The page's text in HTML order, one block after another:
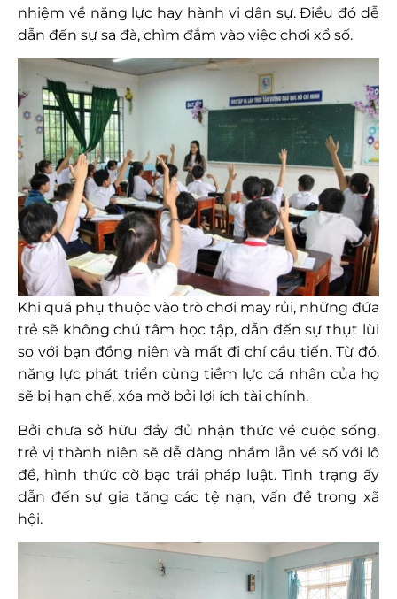
nhiệm về năng lực hay hành vi dân sự. Điều đó dễ
dẫn đến sự sa đà, chìm đắm vào việc chơi xổ số.
Khi quá phụ thuộc vào trò chơi may rủi, những đứa
trẻ sẽ không chú tâm học tập, dẫn đến sự thụt lùi
so với bạn đồng niên và mất đi chí cầu tiến. Từ đó,
năng lực phát triển cùng tiềm lực cá nhân của họ
sẽ bị hạn chế, xóa mờ bởi lợi ích tài chính.
Bởi chưa sở hữu đầy đủ nhận thức về cuộc sống,
trẻ vị thành niên sẽ dễ dàng nhầm lẫn vé số với lô
đề, hình thức cờ bạc trái pháp luật. Tình trạng ấy
dẫn đến sự gia tăng các tệ nạn, vấn đề trong xã
hội.